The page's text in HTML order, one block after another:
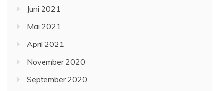
Juni 2021
Mai 2021
April 2021
November 2020
September 2020